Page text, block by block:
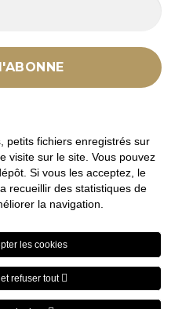
requises sur les liens ou
mentionnés.
Stripe
On
petits fichiers enregistrés sur
visite sur le site. Vous pouvez
Si vous les acceptez, le
recueillir des statistiques de
la navigation.
les cookies
refuser tout